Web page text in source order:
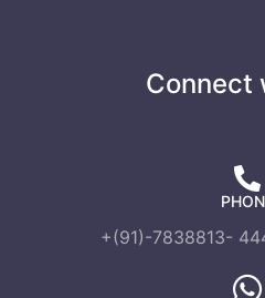
Connect
+(91)-7838813-